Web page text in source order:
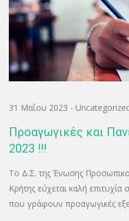
31 Μαΐου 2023 -
Προαγωγικές και
2023 !!!
Το Δ.Σ. της Ένωσης
Κρήτης εύχεται καλή επιτυχία
που γράφουν προαγωγικές